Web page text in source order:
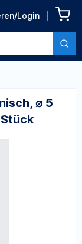
Login
den Produktdetails
⌀ 5